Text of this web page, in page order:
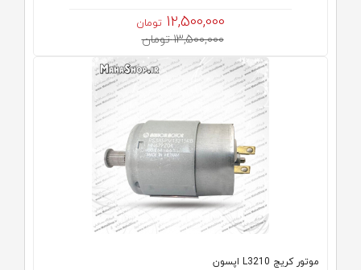
12,500,000 تومان
13,500,000 تومان
موتور کریج L3210 اپسون